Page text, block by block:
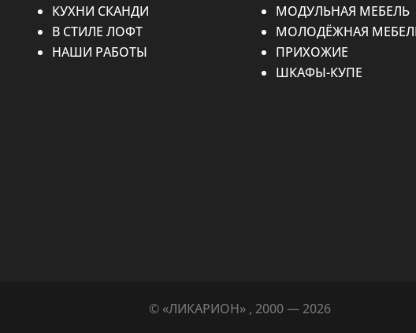
КУХНИ СКАНДИ
В СТИЛЕ ЛОФТ
НАШИ РАБОТЫ
МОДУЛЬНАЯ МЕБЕЛЬ
МОЛОДЁЖНАЯ
ПРИХОЖИЕ
ШКАФЫ-КУПЕ
© «ЛИКАРИОН» , 2000 — 2026